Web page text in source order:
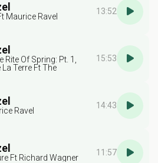
Maurice Ravel
13:52
Of Spring: Pt. 1,
La Terre Ft The
15:53
Ravel
14:43
Ft Richard Wagner
11:57